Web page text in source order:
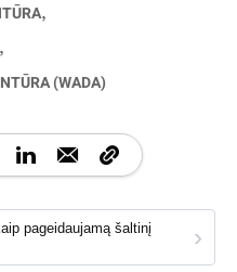
(WADA)
pageidaujamą šaltinį
›